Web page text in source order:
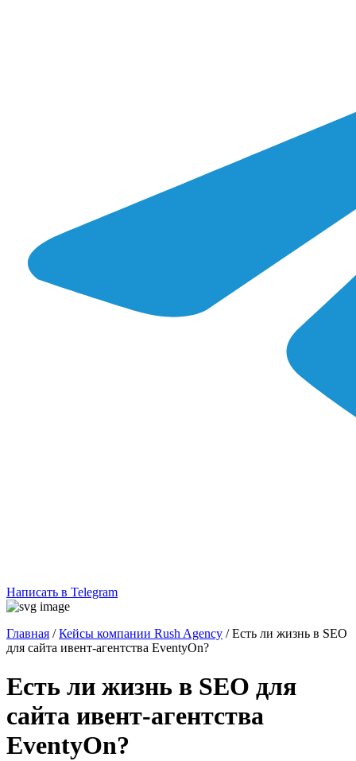
Написать в Telegram
Главная /Кейсы компании Rush Agency /Есть ли жизнь в SEO
для сайта ивент-агентства EventyOn?
Есть ли жизнь в SEO для
сайта ивент-агентства
EventyOn?